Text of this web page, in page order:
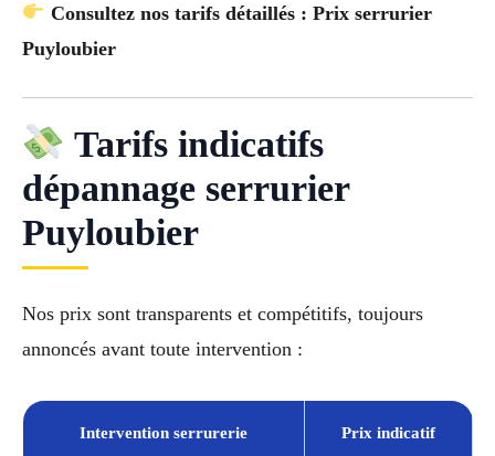
Consultez nos tarifs détaillés : Prix serrurier
Puyloubier
Tarifs indicatifs
dépannage serrurier
Puyloubier
Nos prix sont transparents et compétitifs, toujours
annoncés avant toute intervention :
Intervention serrurerie Prix indicatif